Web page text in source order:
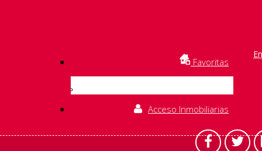
Favoritas
Acceso Inmobiliarias